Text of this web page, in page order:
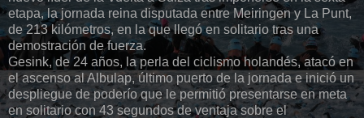
etapa, la jornada reina disputada entre Meiringen y La Punt,
de 213 kilómetros, en la que llegó en solitario tras una
demostración de fuerza.
Gesink, de 24 años, la perla del ciclismo holandés, atacó en
el ascenso al Albulap, último puerto de la jornada e inició un
despliegue de poderío que le permitió presentarse en meta
en solitario con 43 segundos de ventaja sobre el